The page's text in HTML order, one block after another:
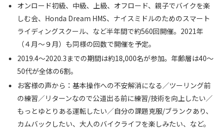
オンロード初級、中級、上級、オフロード、親子でバイクを楽
しむ会、Honda Dream HMS、ナイスミドルのためのスマート
ライディングスクール、など半年間で約560回開催。2021年
（４月～９月）も同様の回数で開催を予定。
2019.4～2020.3までの期間は約18,000名が参加。年齢層は40～
50代が全体の6割。
お客様の声から：基本操作への不安解消になる／ツーリング前
の練習／リターンなので公道出る前に練習/技術を向上したい／
もっとゆとりある運転したい／自分の課題克服/ブランクあり、
カムバックしたい、大人のバイクライフを楽しみたい、など。